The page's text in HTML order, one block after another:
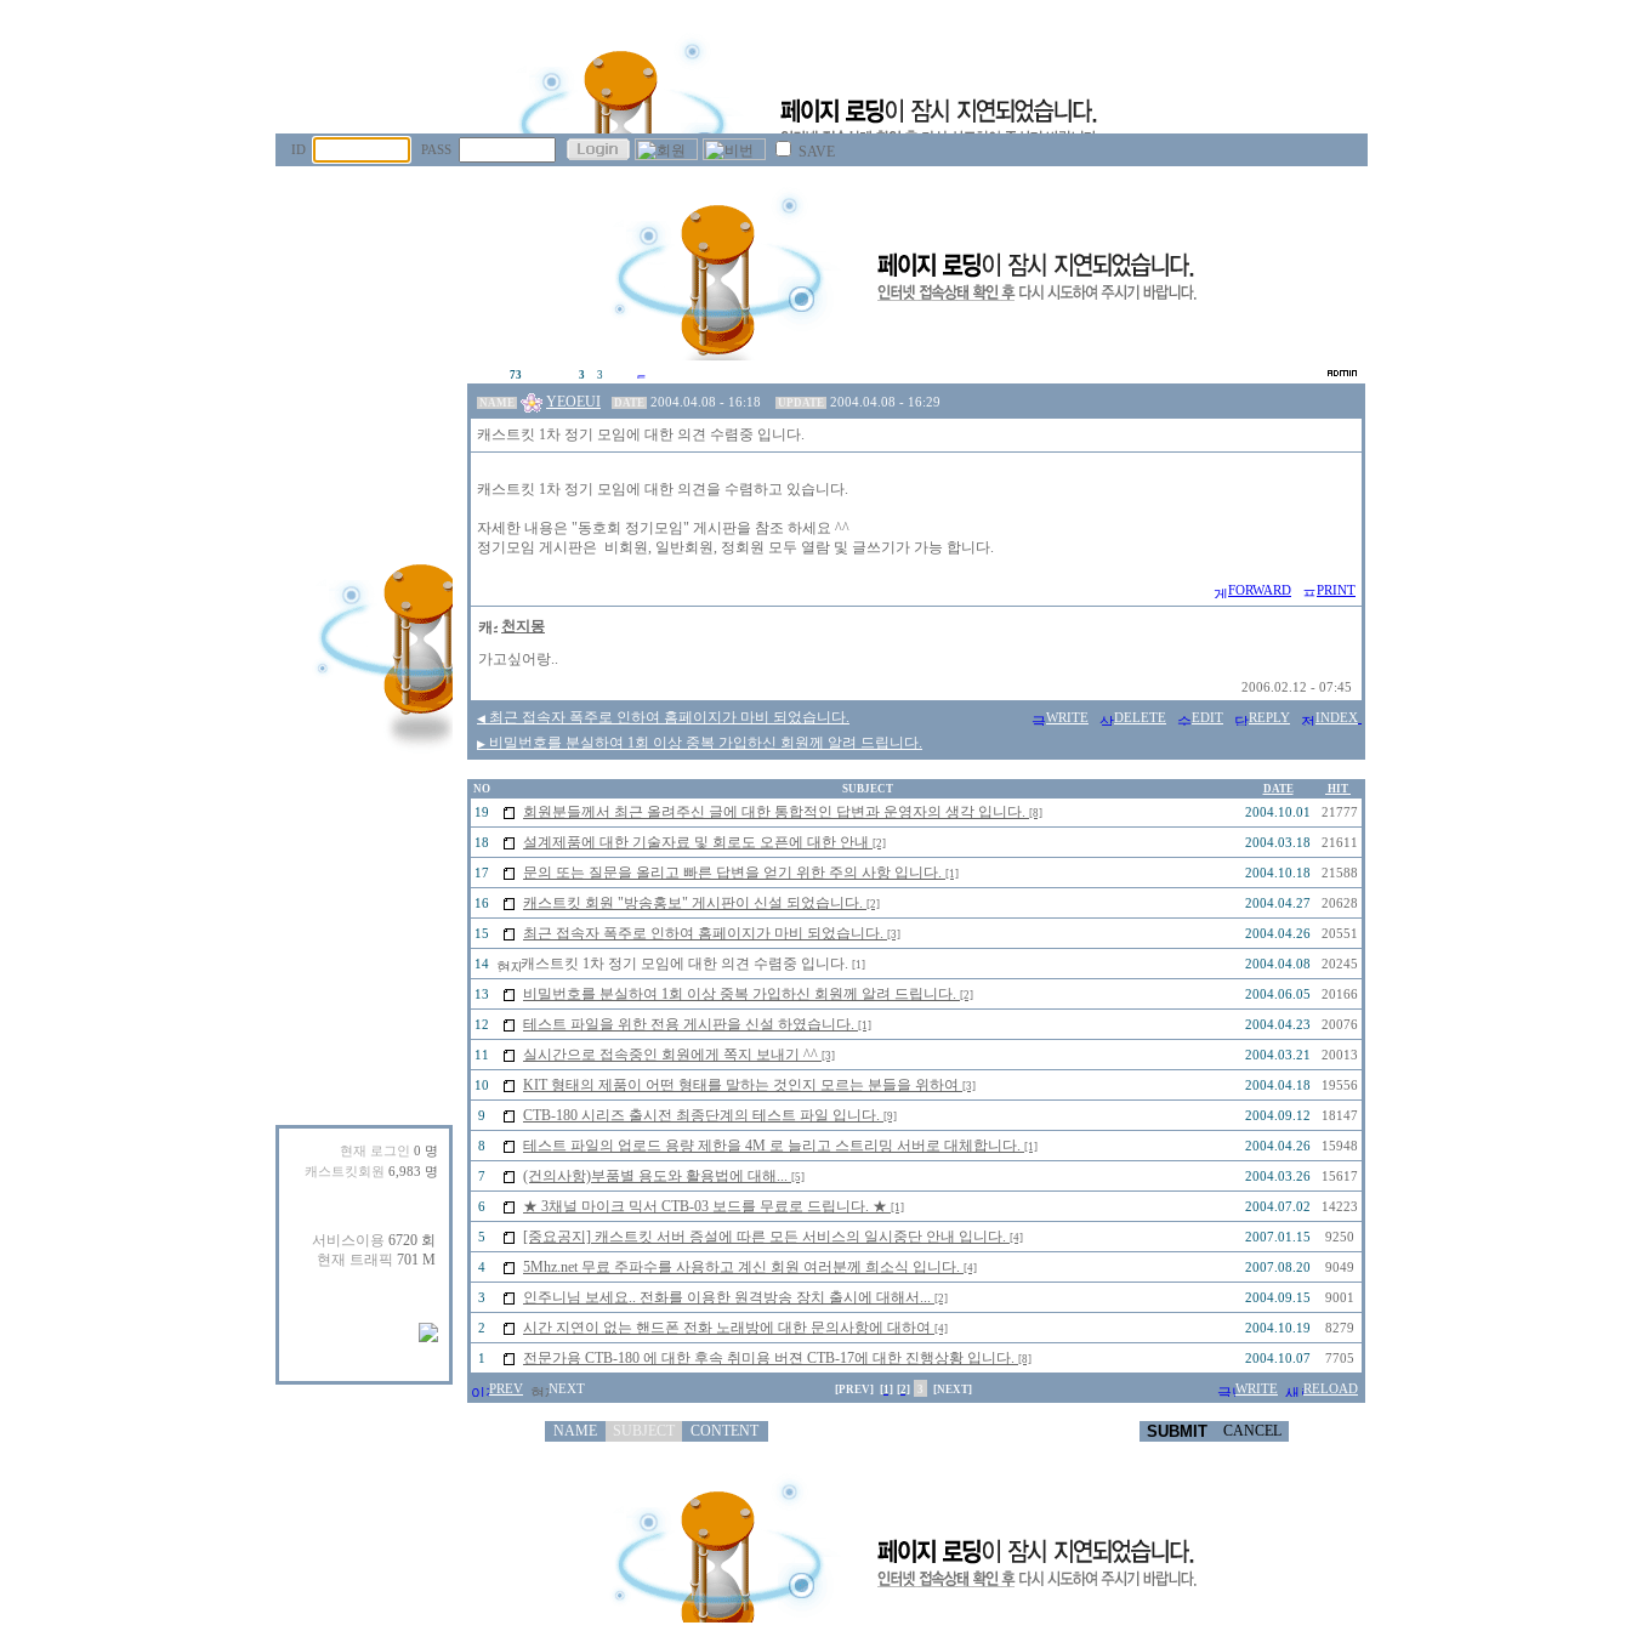
ID PASS SAVE
현재 로그인 0 명
캐스트킷회원 6,983 명
73 3 3
NAME YEOEUI DATE 2004.04.08 - 16:18 UPDATE 2004.04.08 - 16:29
캐스트킷 1차 정기 모임에 대한 의견 수렴중 입니다.
캐스트킷 1차 정기 모임에 대한 의견을 수렴하고 있습니다.
자세한 내용은 "동호회 정기모임" 게시판을 참조 하세요 ^^
정기모임 게시판은 비회원, 일반회원, 정회원 모두 열람 및 글쓰기가 가능 합니다.
FORWARD PRINT
천지몽
가고싶어랑..
2006.02.12 - 07:45
◀ 최근 접속자 폭주로 인하여 홈페이지가 마비 되었습니다.
▶ 비밀번호를 분실하여 1회 이상 중복 가입하신 회원께 알려 드립니다.
WRITE DELETE EDIT REPLY INDEX
NO SUBJECT DATE HIT
19 회원분들께서 최근 올려주신 글에 대한 통합적인 답변과 운영자의 생각 입니다. [8] 2004.10.01 21777
18 설계제품에 대한 기술자료 및 회로도 오픈에 대한 안내 [2] 2004.03.18 21611
17 문의 또는 질문을 올리고 빠른 답변을 얻기 위한 주의 사항 입니다. [1] 2004.10.18 21588
16 캐스트킷 회원 "방송홍보" 게시판이 신설 되었습니다. [2] 2004.04.27 20628
15 최근 접속자 폭주로 인하여 홈페이지가 마비 되었습니다. [3] 2004.04.26 20551
14 캐스트킷 1차 정기 모임에 대한 의견 수렴중 입니다. [1] 2004.04.08 20245
13 비밀번호를 분실하여 1회 이상 중복 가입하신 회원께 알려 드립니다. [2] 2004.06.05 20166
12 테스트 파일을 위한 전용 게시판을 신설 하였습니다. [1] 2004.04.23 20076
11 실시간으로 접속중인 회원에게 쪽지 보내기 ^^ [3] 2004.03.21 20013
10 KIT 형태의 제품이 어떤 형태를 말하는 것인지 모르는 분들을 위하여 [3] 2004.04.18 19556
9 CTB-180 시리즈 출시전 최종단계의 테스트 파일 입니다. [9] 2004.09.12 18147
8 테스트 파일의 업로드 용량 제한을 4M 로 늘리고 스트리밍 서버로 대체합니다. [1] 2004.04.26 15948
7 (건의사항)부품별 용도와 활용법에 대해... [5] 2004.03.26 15617
6 ★ 3채널 마이크 믹서 CTB-03 보드를 무료로 드립니다. ★ [1] 2004.07.02 14223
5 [중요공지] 캐스트킷 서버 증설에 따른 모든 서비스의 일시중단 안내 입니다. [4] 2007.01.15 9250
4 5Mhz.net 무료 주파수를 사용하고 계신 회원 여러분께 희소식 입니다. [4] 2007.08.20 9049
3 인주니님 보세요.. 전화를 이용한 원격방송 장치 출시에 대해서... [2] 2004.09.15 9001
2 시간 지연이 없는 핸드폰 전화 노래방에 대한 문의사항에 대하여 [4] 2004.10.19 8279
1 전문가용 CTB-180 에 대한 후속 취미용 버젼 CTB-17에 대한 진행상황 입니다. [8] 2004.10.07 7705
PREV NEXT [PREV] [1] [2] [NEXT] WRITE RELOAD
SUBMIT